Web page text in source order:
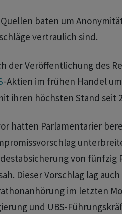
Quellen baten um
vertraulich sind.
der Veröffentlichung des
-Aktien im frühen Handel
ihren höchsten Stand seit
hatten Parlamentarier
von fünfzig
Dieser Vorschlag lag
im letzten
und UBS-